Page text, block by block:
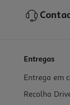
Entregas
Entrega em
Recolha